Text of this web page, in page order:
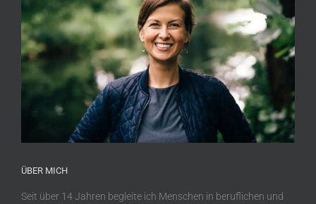
ÜBER MICH
Seit über 14 Jahren begleite ich Menschen in beruflichen und